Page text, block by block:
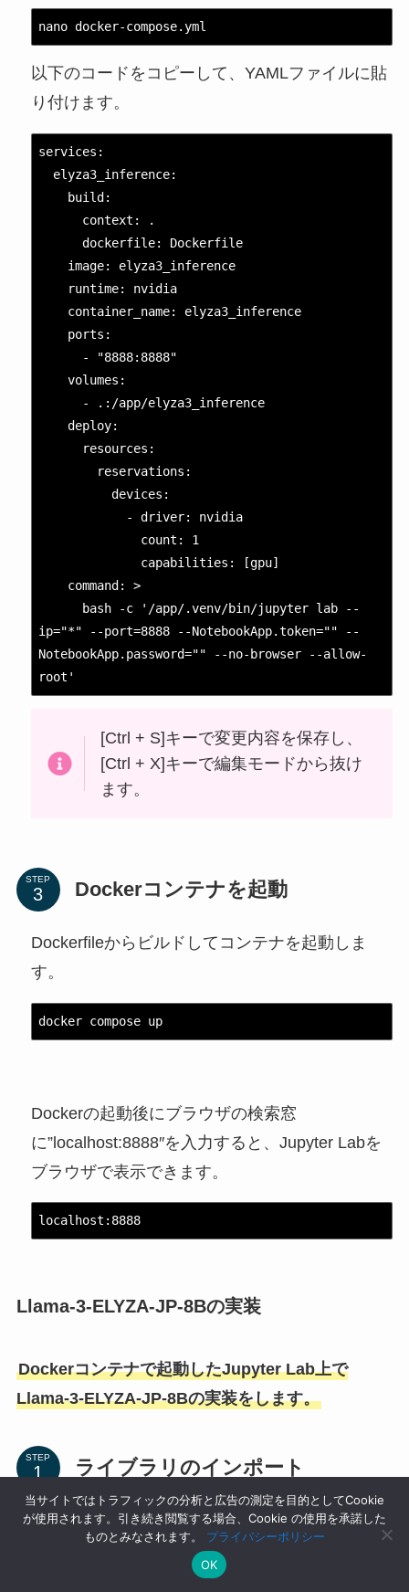
nano docker-compose.yml
以下のコードをコピーして、YAMLファイルに貼
り付けます。
services:
ip="*" --port=8888 --NotebookApp.token="" --
NotebookApp.password="" --no-browser --allow-
root'
[Ctrl + S]キーで変更内容を保存し、
[Ctrl + X]キーで編集モードから抜け
ます。
STEP Dockerコンテナを起動
Dockerfileからビルドしてコンテナを起動しま
す。
docker compose up
Dockerの起動後にブラウザの検索窓
に”localhost:8888″を入力すると、Jupyter Labを
ブラウザで表示できます。
localhost:8888
Llama-3-ELYZA-JP-8Bの実装
Dockerコンテナで起動したJupyter Lab上で
Llama-3-ELYZA-JP-8Bの実装をします。
STEP ライブラリのインポート
Jupyter Labのコードセルに次のコマンドを実行
して、ライブラリをインポートします。
当サイトではトラフィックの分析と広告の測定を目的としてCookie
が使用されます。引き続き閲覧する場合、Cookie の使用を承諾した
ものとみなされます。 プライバシーポリシー
OK